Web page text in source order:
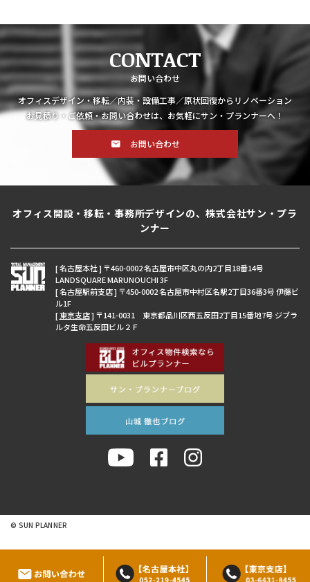
CONTACT
お問い合わせ
オフィスデザイン・移転／内装・設備工事／原状回復からリノベーション
お見積り・ご依頼・お問い合わせは、お気軽にサン・プランナーへ！
お問い合わせ
オフィス開設・移転・事務所デザインの、株式会社サン・プラ
ンナー
[ 名古屋本社 ] 〒460-0002 名古屋市中区丸の内2丁目18番14号
LANDSQUARE MARUNOUCHI 3F
[ 名古屋駅前支店 ] 〒450-0002 名古屋市中村区名駅2丁目36番3号 伊藤ビ
ル1F
[東京支店] 〒141-0031 東京都品川区西五反田2丁目15番地7号 ジブラ
ルタ生命五反田ビル２Ｆ
© SUN PLANNER